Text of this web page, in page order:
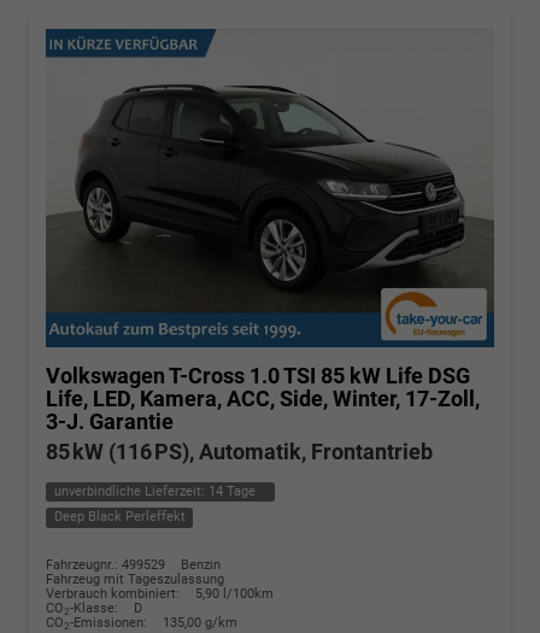
Volkswagen T-Cross 1.0 TSI 85 kW Life DSG
Life, LED, Kamera, ACC, Side, Winter, 17-Zoll,
3-J. Garantie
85 kW (116 PS), Automatik, Frontantrieb
unverbindliche Lieferzeit: 14 Tage
Deep Black Perleffekt
Fahrzeugnr.: 499529
Benzin
Fahrzeug mit Tageszulassung
Verbrauch kombiniert:
5,90 l/100km
CO2-Klasse:
D
CO2-Emissionen: 135,00 g/km